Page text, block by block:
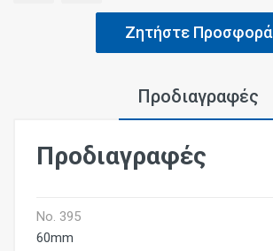
Ζητήστε Προσφορά
Προδιαγραφές
Προδιαγραφές
No. 395
60mm